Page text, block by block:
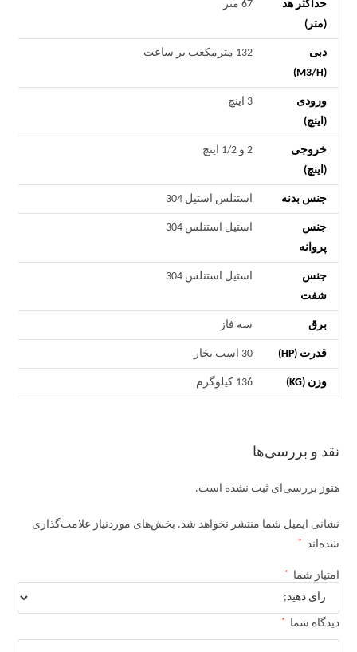
حداکثر هد
(متر)
67 متر
دبی
(M3/H)
132 مترمکعب بر ساعت
ورودی
(اینچ)
3 اینچ
خروجی
(اینچ)
2 و 1/2 اینچ
جنس بدنه استنلس استیل 304
جنس
پروانه
استیل استنلس 304
جنس
شفت
استیل استنلس 304
برق سه فاز
قدرت (HP) 30 اسب بخار
وزن (KG) 136 کیلوگرم
نقد و بررسی‌ها
هنوز بررسی‌ای ثبت نشده است.
نشانی ایمیل شما منتشر نخواهد شد. بخش‌های موردنیاز علامت‌گذاری
شده‌اند
*
امتیاز شما *
دیدگاه شما *